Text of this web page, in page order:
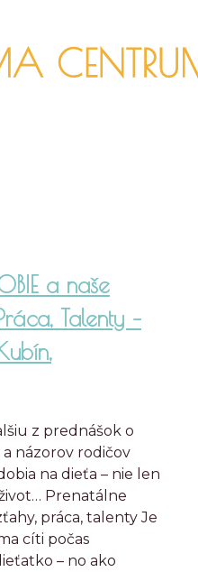
a naše
Talenty –
z prednášok o
názorov rodičov
na dieťa – nie len
Prenatálne
práca, talenty Je
cíti počas
– no ako